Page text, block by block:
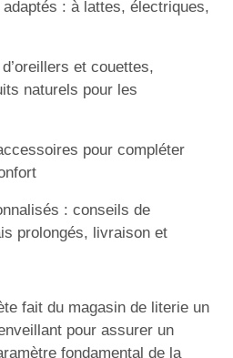
: à lattes, électriques,
et couettes,
naturels pour les
pour compléter
: conseils de
prolongés, livraison et
fait du magasin de literie un
pour assurer un
fondamental de la